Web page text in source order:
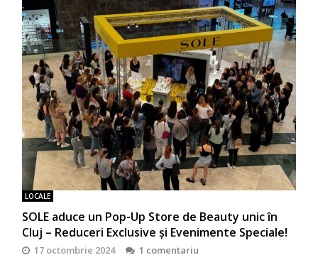
LOCALE
SOLE aduce un Pop-Up Store de Beauty unic în
Cluj – Reduceri Exclusive și Evenimente Speciale!
17 octombrie 2024 1 comentariu